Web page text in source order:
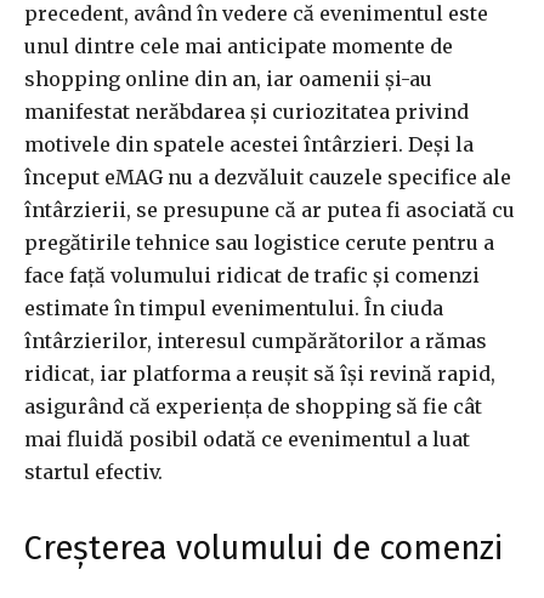
precedent, având în vedere că evenimentul este
unul dintre cele mai anticipate momente de
shopping online din an, iar oamenii și-au
manifestat nerăbdarea și curiozitatea privind
motivele din spatele acestei întârzieri. Deși la
început eMAG nu a dezvăluit cauzele specifice ale
întârzierii, se presupune că ar putea fi asociată cu
pregătirile tehnice sau logistice cerute pentru a
face față volumului ridicat de trafic și comenzi
estimate în timpul evenimentului. În ciuda
întârzierilor, interesul cumpărătorilor a rămas
ridicat, iar platforma a reușit să își revină rapid,
asigurând că experiența de shopping să fie cât
mai fluidă posibil odată ce evenimentul a luat
startul efectiv.
Creșterea volumului de comenzi